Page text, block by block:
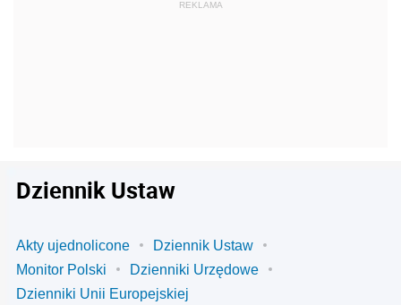
Dziennik Ustaw
Akty ujednolicone
Dziennik Ustaw
Monitor Polski
Dzienniki Urzędowe
Dzienniki Unii Europejskiej